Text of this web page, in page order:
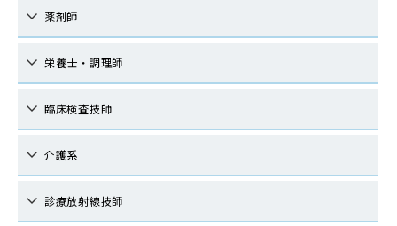
薬剤師
栄養士・調理師
臨床検査技師
介護系
診療放射線技師